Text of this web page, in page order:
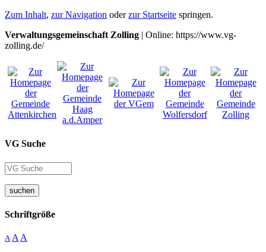
Zum Inhalt, zur Navigation oderzur Startseite springen.
Verwaltungsgemeinschaft Zolling | Online: https://www.vg-
zolling.de/
VG Suche
suchen
Schriftgröße
A A A